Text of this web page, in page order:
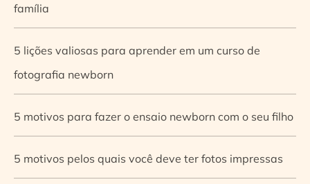
família
5 lições valiosas para aprender em um curso de
fotografia newborn
5 motivos para fazer o ensaio newborn com o seu filho
5 motivos pelos quais você deve ter fotos impressas